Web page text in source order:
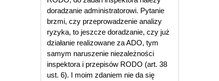
doradzanie administratorowi. Pytanie
brzmi, czy przeprowadzenie analizy
ryzyka, to jeszcze doradzanie, czy już
działanie realizowane za ADO, tym
samym naruszenie niezależności
inspektora i przepisów RODO (art. 38
ust. 6). I moim zdaniem nie da się